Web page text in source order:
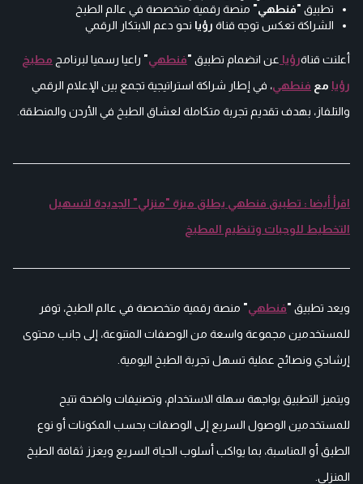
تطبيق "فنطهي" منصة رقمية متخصصة في عالم الطبخ
الشراكة تعكس توجه قناة رؤيا نحو دعم الابتكار الرقمي
أعلنت قناةرؤيا عن انضمام تطبيق "فنطهي" راعيا رسميا لبرنامج مطبخ
رؤيا مع فنطهي، في إطار شراكة استراتيجية تجمع بين الإعلام الرقمي
والتلفاز، بهدف تقديم تجربة متكاملة لعشاق الطبخ في الأردن والمنطقة.
اقرأ أيضا : تطبيق فنطهي يطلق ميزة "منزلي" الجديدة لتسهيل
التخطيط للوجبات وتنظيم المطبخ
ويعد تطبيق "فنطهي" منصة رقمية متخصصة في عالم الطبخ، توفر
للمستخدمين مجموعة واسعة من الوصفات المتنوعة، إلى جانب محتوى
إرشادي ونصائح عملية تسهل تجربة الطبخ اليومية.
ويتميز التطبيق بواجهة سهلة الاستخدام، وتصنيفات واضحة تتيح
للمستخدمين الوصول السريع إلى الوصفات بحسب المكونات أو نوع
الطبق أو المناسبة، بما يواكب أسلوب الحياة السريع ويعزز ثقافة الطبخ
المنزلي.